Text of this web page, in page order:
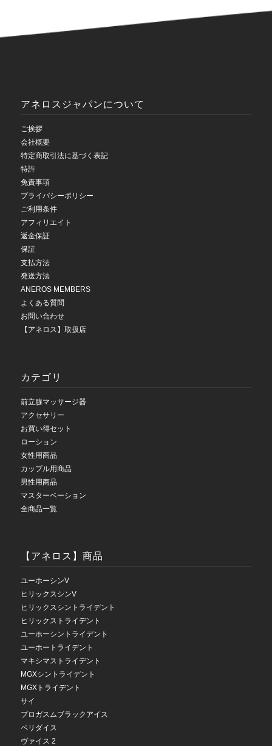
アネロスジャパンについて
ご挨拶
会社概要
特定商取引法に基づく表記
特許
免責事項
プライバシーポリシー
ご利用条件
アフィリエイト
返金保証
保証
支払方法
発送方法
ANEROS MEMBERS
よくある質問
お問い合わせ
【アネロス】取扱店
カテゴリ
前立腺マッサージ器
アクセサリー
お買い得セット
ローション
女性用商品
カップル用商品
男性用商品
マスターベーション
全商品一覧
【アネロス】商品
ユーホーシンV
ヒリックスシンV
ヒリックスシントライデント
ヒリックストライデント
ユーホーシントライデント
ユーホートライデント
マキシマストライデント
MGXシントライデント
MGXトライデント
サイ
プロガスムブラックアイス
ペリダイス
ヴァイス 2